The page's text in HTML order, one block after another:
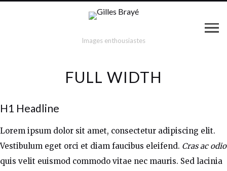
Images enthousiastes
FULL WIDTH
H1 Headline
Lorem ipsum dolor sit amet, consectetur adipiscing elit.
Vestibulum eget orci et diam faucibus eleifend. Cras ac odio
quis velit euismod commodo vitae nec mauris. Sed lacinia